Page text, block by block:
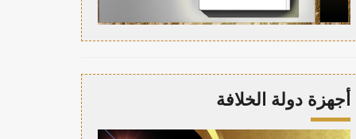
أجهزة دولة الخلافة